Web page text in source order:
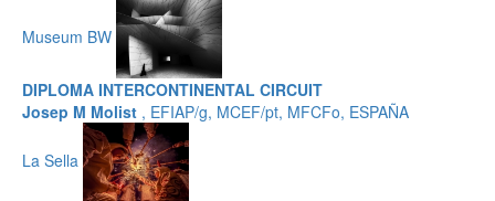
Museum BW
DIPLOMA INTERCONTINENTAL CIRCUIT
Josep M Molist , EFIAP/g, MCEF/pt, MFCFo, ESPAÑA
La Sella